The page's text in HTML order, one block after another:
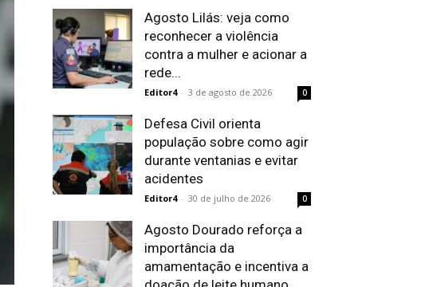
Agosto Lilás: veja como
reconhecer a violência
contra a mulher e acionar a
rede...
Editor4 - 3 de agosto de 2026 0
Defesa Civil orienta
população sobre como agir
durante ventanias e evitar
acidentes
Editor4 - 30 de julho de 2026 0
Agosto Dourado reforça a
importância da
amamentação e incentiva a